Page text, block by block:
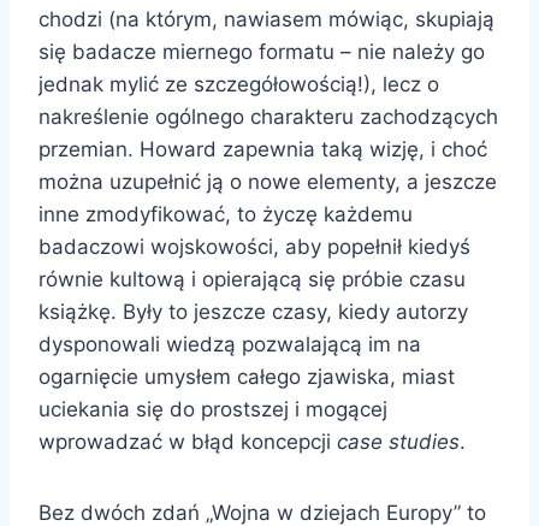
chodzi (na którym, nawiasem mówiąc, skupiają
się badacze miernego formatu – nie należy go
jednak mylić ze szczegółowością!), lecz o
nakreślenie ogólnego charakteru zachodzących
przemian. Howard zapewnia taką wizję, i choć
można uzupełnić ją o nowe elementy, a jeszcze
inne zmodyfikować, to życzę każdemu
badaczowi wojskowości, aby popełnił kiedyś
równie kultową i opierającą się próbie czasu
książkę. Były to jeszcze czasy, kiedy autorzy
dysponowali wiedzą pozwalającą im na
ogarnięcie umysłem całego zjawiska, miast
uciekania się do prostszej i mogącej
wprowadzać w błąd koncepcji case studies.
Bez dwóch zdań „Wojna w dziejach Europy” to